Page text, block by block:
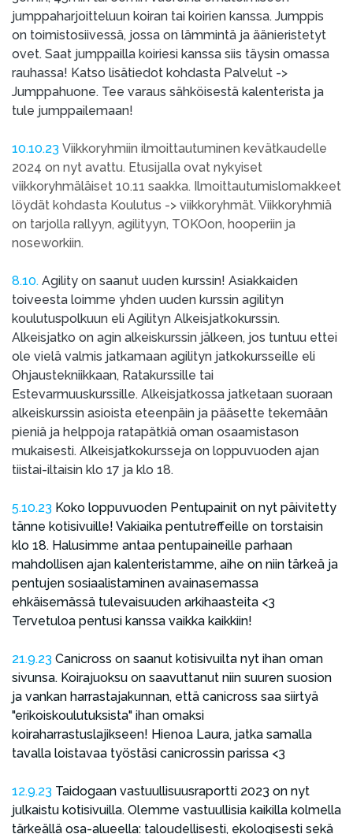
jumppaharjoitteluun koiran tai koirien kanssa. Jumppis
on toimistosiivessä, jossa on lämmintä ja äänieristetyt
ovet. Saat jumppailla koiriesi kanssa siis täysin omassa
rauhassa! Katso lisätiedot kohdasta Palvelut ->
Jumppahuone. Tee varaus sähköisestä kalenterista ja
tule jumppailemaan!
10.10.23 Viikkoryhmiin ilmoittautuminen kevätkaudelle
2024 on nyt avattu. Etusijalla ovat nykyiset
viikkoryhmäläiset 10.11 saakka. Ilmoittautumislomakkeet
löydät kohdasta Koulutus -> viikkoryhmät. Viikkoryhmiä
on tarjolla rallyyn, agilityyn, TOKOon, hooperiin ja
noseworkiin.
8.10. Agility on saanut uuden kurssin! Asiakkaiden
toiveesta loimme yhden uuden kurssin agilityn
koulutuspolkuun eli Agilityn Alkeisjatkokurssin.
Alkeisjatko on agin alkeiskurssin jälkeen, jos tuntuu ettei
ole vielä valmis jatkamaan agilityn jatkokursseille eli
Ohjaustekniikkaan, Ratakurssille tai
Estevarmuuskurssille. Alkeisjatkossa jatketaan suoraan
alkeiskurssin asioista eteenpäin ja pääsette tekemään
pieniä ja helppoja ratapätkiä oman osaamistason
mukaisesti. Alkeisjatkokursseja on loppuvuoden ajan
tiistai-iltaisin klo 17 ja klo 18.
5.10.23 Koko loppuvuoden Pentupainit on nyt päivitetty
tänne kotisivuille! Vakiaika pentutreffeille on torstaisin
klo 18. Halusimme antaa pentupaineille parhaan
mahdollisen ajan kalenteristamme, aihe on niin tärkeä ja
pentujen sosiaalistaminen avainasemassa
ehkäisemässä tulevaisuuden arkihaasteita <3
Tervetuloa pentusi kanssa vaikka kaikkiin!
21.9.23 Canicross on saanut kotisivuilta nyt ihan oman
sivunsa. Koirajuoksu on saavuttanut niin suuren suosion
ja vankan harrastajakunnan, että canicross saa siirtyä
"erikoiskoulutuksista" ihan omaksi
koiraharrastuslajikseen! Hienoa Laura, jatka samalla
tavalla loistavaa työstäsi canicrossin parissa <3
12.9.23 Taidogaan vastuullisuusraportti 2023 on nyt
julkaistu kotisivuilla. Olemme vastuullisia kaikilla kolmella
tärkeällä osa-alueella: taloudellisesti, ekologisesti sekä